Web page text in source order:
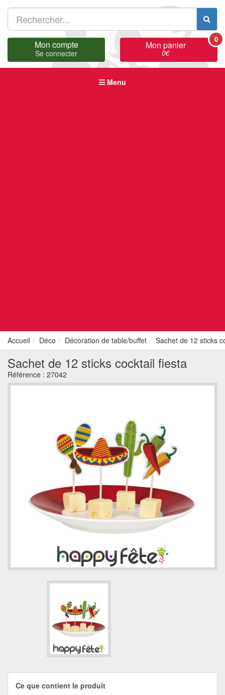
Mon compte
Se connecter
Mon panier
0€
0
Menu
Accueil Déco Décoration de table/buffet Sachet de 12 sticks
Sachet de 12 sticks cocktail fiesta
Référence : 27042
Ce que contient le produit